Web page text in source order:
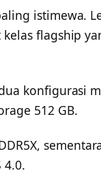
istimewa.
kelas flagship
konfigurasi
512 GB.
4.0.